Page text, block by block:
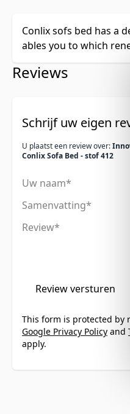
Conlix sofs bed has a
ables you to which
Reviews
Schrijf uw eigen
U plaatst een review over:
Conlix Sofa Bed - stof 412
Uw naam
Samenvatting
Review
Review versturen
This form is protected by
Google Privacy Policy and
apply.